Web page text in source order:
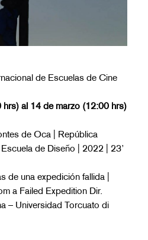
de Escuelas de Cine
al 14 de marzo (12:00 hrs)
de Oca | República
de Diseño | 2022 | 23’
de una expedición fallida |
a Failed Expedition Dir.
– Universidad Torcuato di